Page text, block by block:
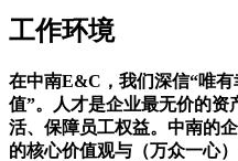
工作环境
在中南E&C，我们深信“唯
值”。人才是企业最无价的资
活、保障员工权益。中南的
的核心价值观与（万众一心